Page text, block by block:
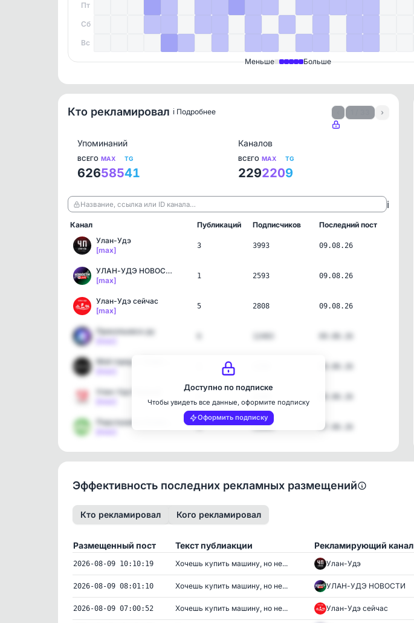
Пт
Сб
Вс
Меньше Больше
Кто рекламировал ℹ️ Подробнее ›
Упоминаний
ВСЕГО
626
MAX
585
TG
41
Каналов
ВСЕГО
229
MAX
220
TG
9
Название, ссылка или ID канала… ℹ️
Канал Публикаций Подписчиков
Последний пост
Улан-Удэ
[max]
3 3993 09.08.26
УЛАН-УДЭ НОВОСТИ
[max]
1 2593 09.08.26
Улан-Удэ сейчас
[max]
5 2808 09.08.26
Прокопьевск.ру
Улан-Удэ Первый
4 11095 07.08.26
Доступно по подписке
Чтобы увидеть все данные, оформите подписку
Оформить подписку
Эффективность последних рекламных размещений
Кто рекламировал Кого рекламировал
Размещенный пост Текст публиакции Рекламирующий канал
2026-08-09 10:10:19 Хочешь купить машину, но не... Улан-Удэ
2026-08-09 08:01:10 Хочешь купить машину, но не... УЛАН-УДЭ НОВОСТИ
2026-08-09 07:00:52 Хочешь купить машину, но не... Улан-Удэ сейчас